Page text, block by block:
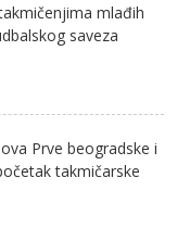
mlađih
saveza
Prve beogradske i
takmičarske